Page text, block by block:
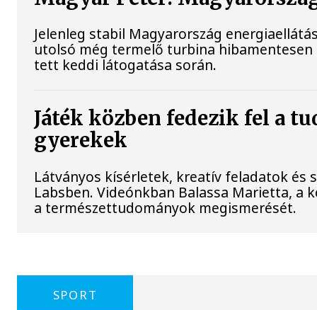
Jelenleg stabil Magyarország
utolsó még termelő turbina
tett keddi látogatása során.
Játék közben fedezik fel a
gyerekek
Látványos kísérletek, kreatív feladatok és
Labsben. Videónkban Balassa Marietta, a
a természettudományok megismerését.
SPORT